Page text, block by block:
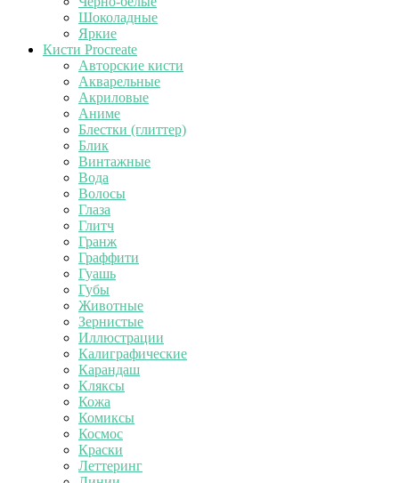
Шоколадные
Яркие
Кисти Procreate
Авторские кисти
Акварельные
Акриловые
Аниме
Блестки (глиттер)
Блик
Винтажные
Вода
Волосы
Глаза
Глитч
Гранж
Граффити
Гуашь
Губы
Животные
Зернистые
Иллюстрации
Калиграфические
Карандаш
Кляксы
Кожа
Комиксы
Космос
Краски
Леттеринг